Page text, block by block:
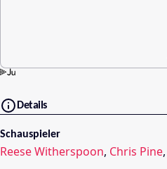
Details
Schauspieler
Reese Witherspoon, Chris Pine,